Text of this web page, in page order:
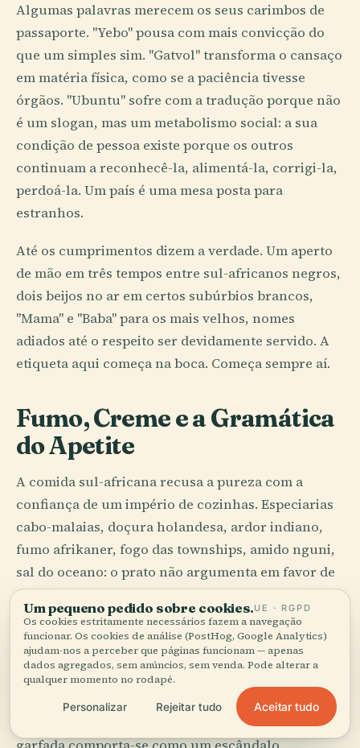
Algumas palavras merecem os seus carimbos de
passaporte. "Yebo" pousa com mais convicção do
que um simples sim. "Gatvol" transforma o cansaço
em matéria física, como se a paciência tivesse
órgãos. "Ubuntu" sofre com a tradução porque não
é um slogan, mas um metabolismo social: a sua
condição de pessoa existe porque os outros
continuam a reconhecê-la, alimentá-la, corrigi-la,
perdoá-la. Um país é uma mesa posta para
estranhos.
Até os cumprimentos dizem a verdade. Um aperto
de mão em três tempos entre sul-africanos negros,
dois beijos no ar em certos subúrbios brancos,
"Mama" e "Baba" para os mais velhos, nomes
adiados até o respeito ser devidamente servido. A
etiqueta aqui começa na boca. Começa sempre aí.
Fumo, Creme e a Gramática
do Apetite
A comida sul-africana recusa a pureza com a
confiança de um império de cozinhas. Especiarias
cabo-malaias, doçura holandesa, ardor indiano,
fumo afrikaner, fogo das townships, amido nguni,
sal do oceano: o prato não argumenta em favor de
uma coerência nacional. Encena-a. Melhor ainda.
Veja o bobotie na Cidade do Cabo. Carne picada,
passas ou damasco, caril em pó, arroz com
cúrcuma, chutney de fruta e depois aquela
improvável cobertura de creme de ovo assada por
cima, como uma auréola doméstica. A primeira
Um pequeno pedido sobre cookies.UE · RGPD
Os cookies estritamente necessários fazem a navegação
funcionar. Os cookies de análise (PostHog, Google Analytics)
ajudam-nos a perceber que páginas funcionam — apenas
dados agregados, sem anúncios, sem venda. Pode alterar a
qualquer momento no rodapé.
Personalizar Rejeitar tudo Aceitar tudo